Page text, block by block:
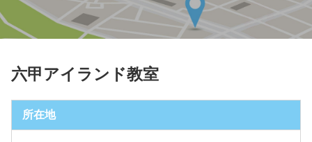
六甲アイランド教室
所在地